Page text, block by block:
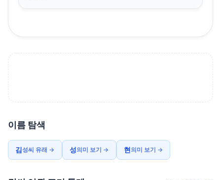
이름 탐색
김성씨 유래 → 성의미 보기 → 현의미 보기 →